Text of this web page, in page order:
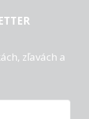
zľavách a